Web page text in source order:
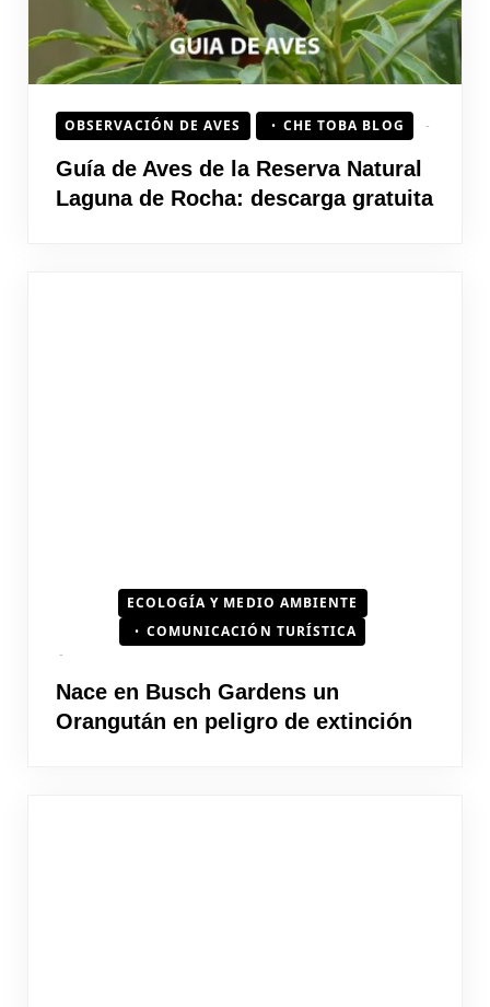
OBSERVACIÓN DE AVES CHE TOBA BLOG
Guía de Aves de la Reserva Natural
Laguna de Rocha: descarga gratuita
ECOLOGÍA Y MEDIO AMBIENTE
COMUNICACIÓN TURÍSTICA
Nace en Busch Gardens un
Orangután en peligro de extinción